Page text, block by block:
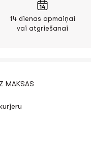
14 dienas apmaiņai
vai atgriešanai
MAKSAS